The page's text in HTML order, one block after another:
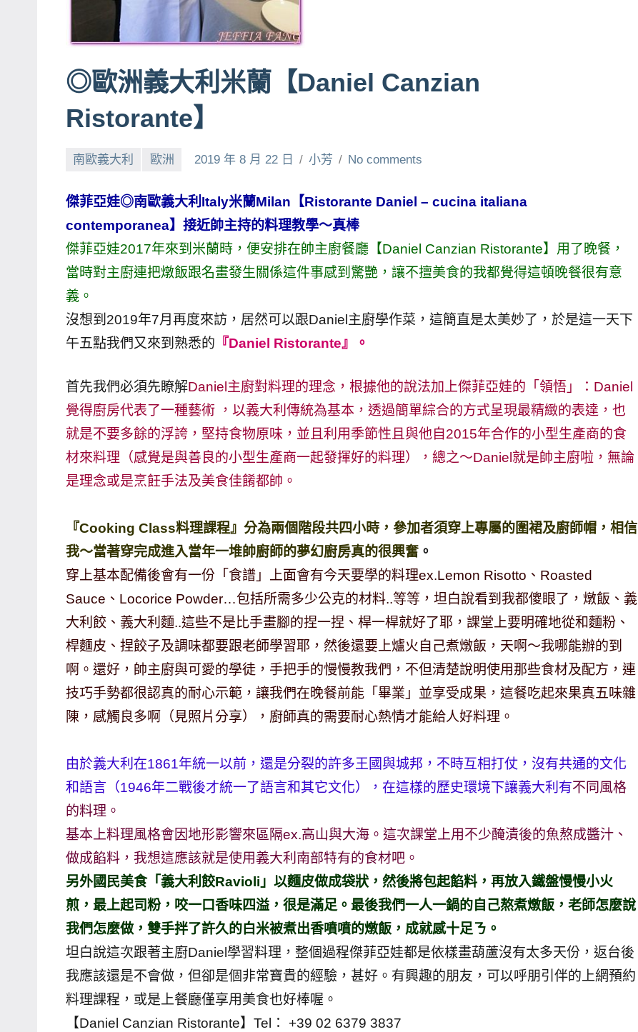
News
探
節
班
外
節
主
持、
吳
哥
泰
旅
遊
書
作
各
表
會
及
活
動
持、
學
校
業
講
部
落
客
及
旅
遊
誌
專
欄、
觀
◎歐洲義大利米蘭【Daniel Canzian
Ristorante】
南歐義大利 歐洲 2019 年 8 月 22 日 小芳 No comments
傑菲亞娃◎南歐義大利Italy米蘭Milan【Ristorante Daniel – cucina italiana
contemporanea】接近帥主持的料理教學～真棒
傑菲亞娃2017年來到米蘭時，便安排在帥主廚餐廳【Daniel Canzian Ristorante】用了晚餐，
當時對主廚連把燉飯跟名畫發生關係這件事感到驚艷，讓不擅美食的我都覺得這頓晚餐很有意
義。
沒想到2019年7月再度來訪，居然可以跟Daniel主廚學作菜，這簡直是太美妙了，於是這一天下
午五點我們又來到熟悉的 『Daniel Ristorante』。
首先我們必須先瞭解Daniel主廚對料理的理念，根據他的說法加上傑菲亞娃的「領悟」：Daniel
覺得廚房代表了一種藝術 ，以義大利傳統為基本，透過簡單綜合的方式呈現最精緻的表達，也
就是不要多餘的浮誇，堅持食物原味，並且利用季節性且與他自2015年合作的小型生產商的食
材來料理（感覺是與善良的小型生產商一起發揮好的料理），總之～Daniel就是帥主廚啦，無論
是理念或是烹飪手法及美食佳餚都帥。
『Cooking Class料理課程』分為兩個階段共四小時，參加者須穿上專屬的圍裙及廚師帽，相信
我～當著穿完成進入當年一堆帥廚師的夢幻廚房真的很興奮 。
穿上基本配備後會有一份「食譜」上面會有今天要學的料理ex.Lemon Risotto、Roasted
Sauce、Locorice Powder…包括所需多少公克的材料..等等，坦白說看到我都傻眼了，燉飯、義
大利餃、義大利麵..這些不是比手畫腳的捏一捏、桿一桿就好了耶，課堂上要明確地從和麵粉、
桿麵皮、捏餃子及調味都要跟老師學習耶，然後還要上爐火自己煮燉飯，天啊～我哪能辦的到
啊。還好，帥主廚與可愛的學徒，手把手的慢慢教我們，不但清楚說明使用那些食材及配方，連
技巧手勢都很認真的耐心示範，讓我們在晚餐前能「畢業」並享受成果，這餐吃起來果真五味雜
陳，感觸良多啊（見照片分享），廚師真的需要耐心熱情才能給人好料理。
由於義大利在1861年統一以前，還是分裂的許多王國與城邦，不時互相打仗，沒有共通的文化
和語言（1946年二戰後才統一了語言和其它文化），在這樣的歷史環境下讓義大利有不同風格
的料理。
基本上料理風格會因地形影響來區隔ex.高山與大海。這次課堂上用不少醃漬後的魚熬成醬汁、
做成餡料，我想這應該就是使用義大利南部特有的食材吧。
另外國民美食「義大利餃Ravioli」以麵皮做成袋狀，然後將包起餡料，再放入鐵盤慢慢小火
煎，最上起司粉，咬一口香味四溢，很是滿足。最後我們一人一鍋的自己熬煮燉飯，老師怎麼說
我們怎麼做，雙手拌了許久的白米被煮出香噴噴的燉飯，成就感十足ㄋ。
坦白說這次跟著主廚Daniel學習料理，整個過程傑菲亞娃都是依樣畫葫蘆沒有太多天份，返台後
我應該還是不會做，但卻是個非常寶貴的經驗，甚好。有興趣的朋友，可以呼朋引伴的上網預約
料理課程，或是上餐廳僅享用美食也好棒喔。
【Daniel Canzian Ristorante】Tel： +39 02 6379 3837